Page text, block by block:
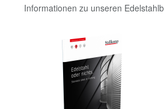
Informationen zu unseren